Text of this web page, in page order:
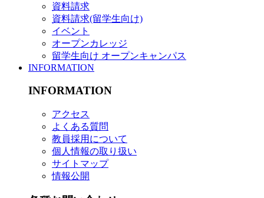
資料請求
資料請求(留学生向け)
イベント
オープンカレッジ
留学生向け オープンキャンパス
INFORMATION
INFORMATION
アクセス
よくある質問
教員採用について
個人情報の取り扱い
サイトマップ
情報公開